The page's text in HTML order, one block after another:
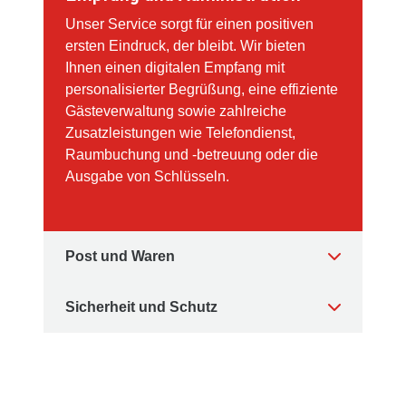
Unser Service sorgt für einen positiven
ersten Eindruck, der bleibt. Wir bieten
Ihnen einen digitalen Empfang mit
personalisierter Begrüßung, eine effiziente
Gästeverwaltung sowie zahlreiche
Zusatzleistungen wie Telefondienst,
Raumbuchung und -betreuung oder die
Ausgabe von Schlüsseln.
Post und Waren
Sicherheit und Schutz